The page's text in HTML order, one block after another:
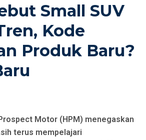
T
D
O
Small SUV
Kode
Produk Baru?
Motor (HPM) menegaskan
terus mempelajari